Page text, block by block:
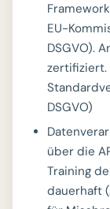
EU-
DSGVO).
zertifiziert.
DSGVO)
über die
Training
dauerhaft